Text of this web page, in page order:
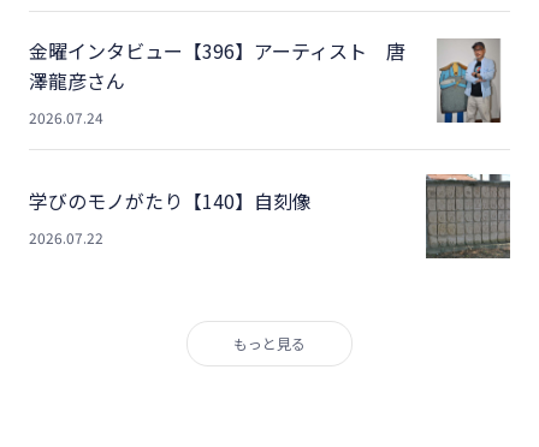
金曜インタビュー【396】アーティスト 唐
澤龍彦さん
2026.07.24
学びのモノがたり【140】自刻像
2026.07.22
もっと見る